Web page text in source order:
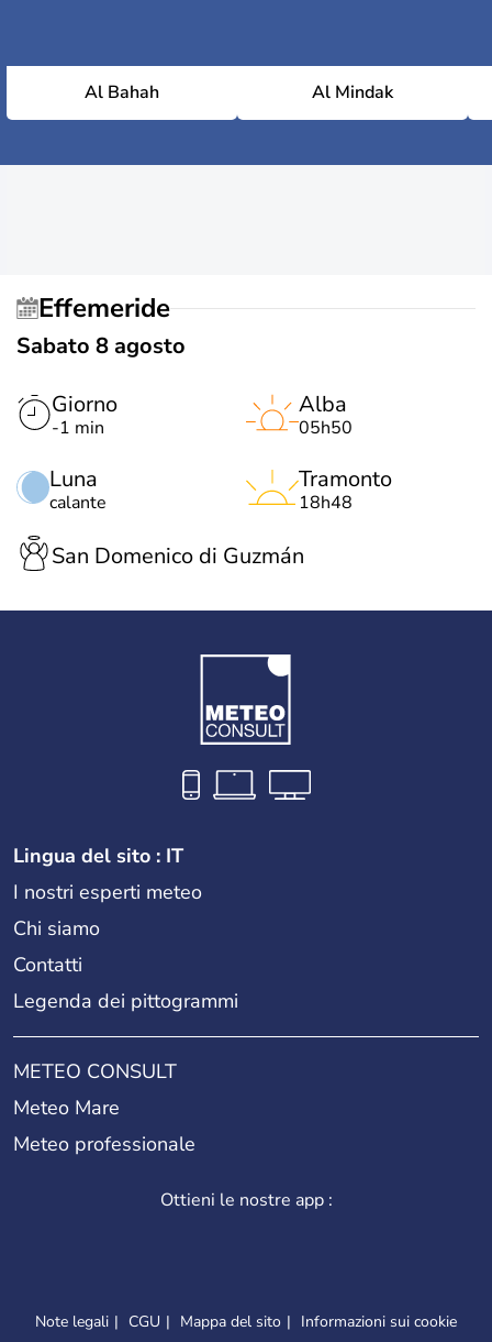
Al Bahah Al Mindak
Effemeride
Sabato 8 agosto
Giorno
-1 min
Luna
calante
Alba
05h50
Tramonto
18h48
San Domenico di Guzmán
Lingua del sito : IT
I nostri esperti meteo
Chi siamo
Contatti
Legenda dei pittogrammi
METEO CONSULT
Meteo Mare
Meteo professionale
Ottieni le nostre app :
Note legali CGU Mappa del sito Informazioni sui cookie